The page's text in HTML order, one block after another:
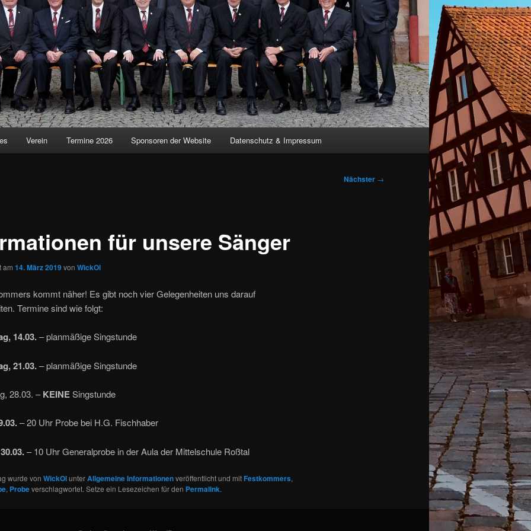
Verein Termine 2026 Sponsoren der Website Datenschutz & Impressum
Nächster →
für unsere Sänger
am 14. März 2019von WickOl
kommt näher! Es gibt noch vier Gelegenheiten uns darauf
Termine sind wie folgt:
14.03.– planmäßige Singstunde
21.03.– planmäßige Singstunde
28.03. –KEINESingstunde
– 20 Uhr Probe bei H.G. Fischhaber
– 10 Uhr Generalprobe in der Aula der Mittelschule Roßtal
wurde von WickOlunterAllgemeine Informationenveröffentlicht und mitFestkommers,
, Probeverschlagwortet. Setze ein Lesezeichen für den Permalink.